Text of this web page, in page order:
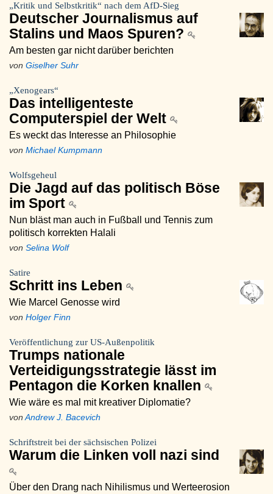
„Kritik und Selbstkritik“ nach dem AfD-Sieg
Deutscher Journalismus auf
Stalins und Maos Spuren?
Am besten gar nicht darüber berichten
von Giselher Suhr
„Xenogears“
Das intelligenteste
Computerspiel der Welt
Es weckt das Interesse an Philosophie
von Michael Kumpmann
Wolfsgeheul
Die Jagd auf das politisch Böse
im Sport
Nun bläst man auch in Fußball und Tennis zum
politisch korrekten Halali
von Selina Wolf
Satire
Schritt ins Leben
Wie Marcel Genosse wird
von Holger Finn
Veröffentlichung zur US-Außenpolitik
Trumps nationale
Verteidigungsstrategie lässt im
Pentagon die Korken knallen
Wie wäre es mal mit kreativer Diplomatie?
von Andrew J. Bacevich
Schriftstreit bei der sächsischen Polizei
Warum die Linken voll nazi sind
Über den Drang nach Nihilismus und Werteerosion